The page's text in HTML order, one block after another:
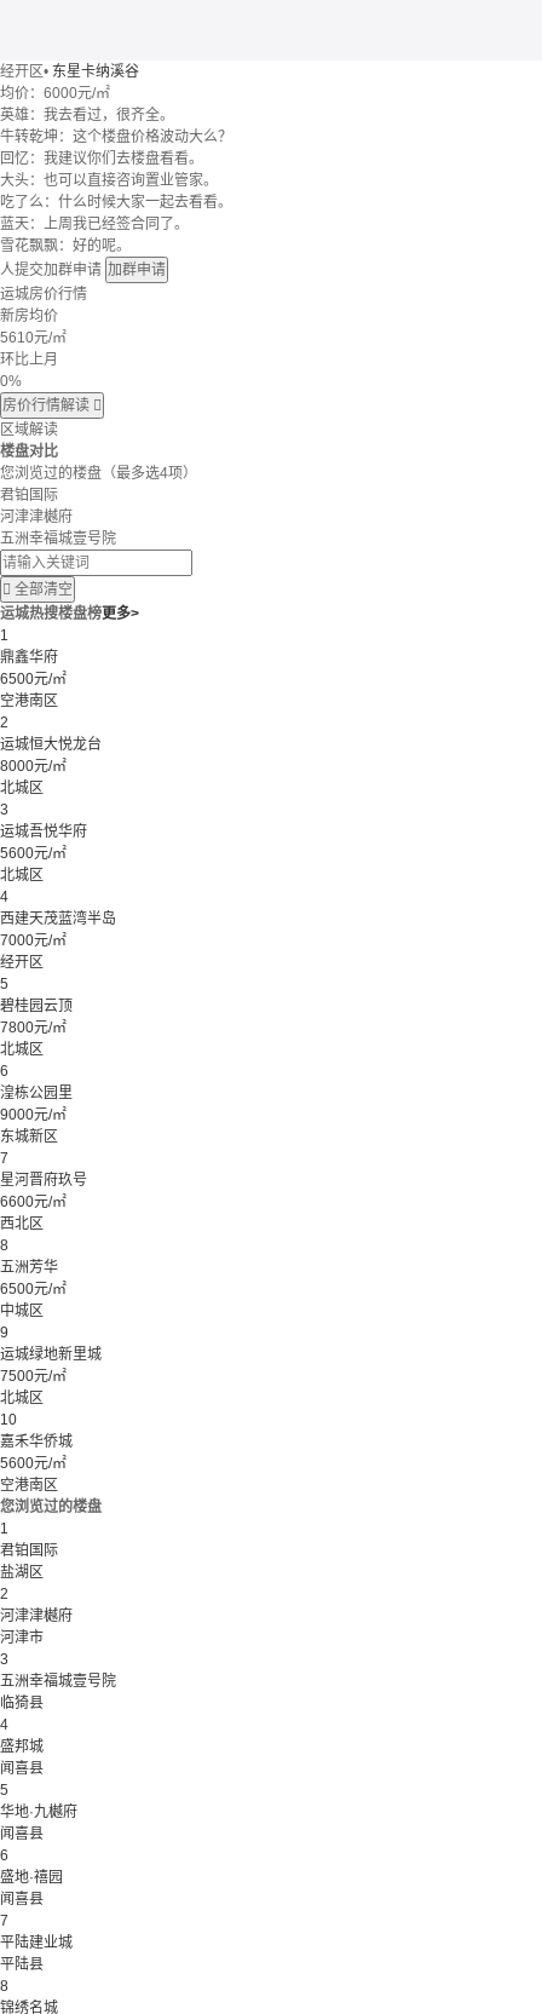
经开区• 东星卡纳溪谷
均价： 6000元/㎡
英雄：我去看过，很齐全。
牛转乾坤：这个楼盘价格波动大么？
回忆：我建议你们去楼盘看看。
大头：也可以直接咨询置业管家。
吃了么：什么时候大家一起去看看。
蓝天：上周我已经签合同了。
雪花飘飘：好的呢。
人提交加群申请 加群申请
运城房价行情
新房均价
5610元/㎡
环比上月
0%
房价行情解读 
区域解读
楼盘对比
您浏览过的楼盘 （最多选4项）
君铂国际
河津津樾府
五洲幸福城壹号院
 全部清空
运城热搜楼盘榜更多>
1
鼎鑫华府
6500元/㎡
空港南区
2
运城恒大悦龙台
8000元/㎡
北城区
3
运城吾悦华府
5600元/㎡
北城区
4
西建天茂蓝湾半岛
7000元/㎡
经开区
5
碧桂园云顶
7800元/㎡
北城区
6
湟栋公园里
9000元/㎡
东城新区
7
星河晋府玖号
6600元/㎡
西北区
8
五洲芳华
6500元/㎡
中城区
9
运城绿地新里城
7500元/㎡
北城区
10
嘉禾华侨城
5600元/㎡
空港南区
您浏览过的楼盘
1
君铂国际
盐湖区
2
河津津樾府
河津市
3
五洲幸福城壹号院
临猗县
4
盛邦城
闻喜县
5
华地·九樾府
闻喜县
6
盛地·禧园
闻喜县
7
平陆建业城
平陆县
8
锦绣名城